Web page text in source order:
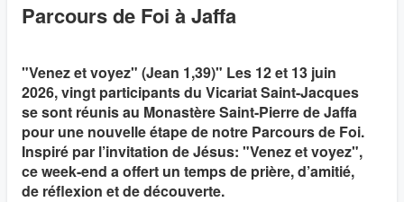
Parcours de Foi à Jaffa
"Venez et voyez" (Jean 1,39)" Les 12 et 13 juin
2026, vingt participants du Vicariat Saint-Jacques
se sont réunis au Monastère Saint-Pierre de Jaffa
pour une nouvelle étape de notre Parcours de Foi.
Inspiré par l’invitation de Jésus: "Venez et voyez",
ce week-end a offert un temps de prière, d’amitié,
de réflexion et de découverte.